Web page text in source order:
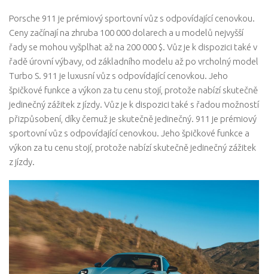
Porsche 911 je prémiový sportovní vůz s odpovídající cenovkou.
Ceny začínají na zhruba 100 000 dolarech a u modelů nejvyšší
řady se mohou vyšplhat až na 200 000 $. Vůz je k dispozici také v
řadě úrovní výbavy, od základního modelu až po vrcholný model
Turbo S. 911 je luxusní vůz s odpovídající cenovkou. Jeho
špičkové funkce a výkon za tu cenu stojí, protože nabízí skutečně
jedinečný zážitek z jízdy. Vůz je k dispozici také s řadou možností
přizpůsobení, díky čemuž je skutečně jedinečný. 911 je prémiový
sportovní vůz s odpovídající cenovkou. Jeho špičkové funkce a
výkon za tu cenu stojí, protože nabízí skutečně jedinečný zážitek
z jízdy.